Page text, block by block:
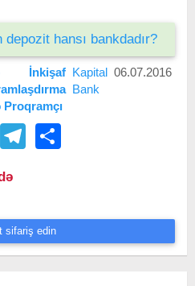
hansı bankdadır?
İnkişaf Kapital
Bank
06.07.2016
Telegram
sifariş edin